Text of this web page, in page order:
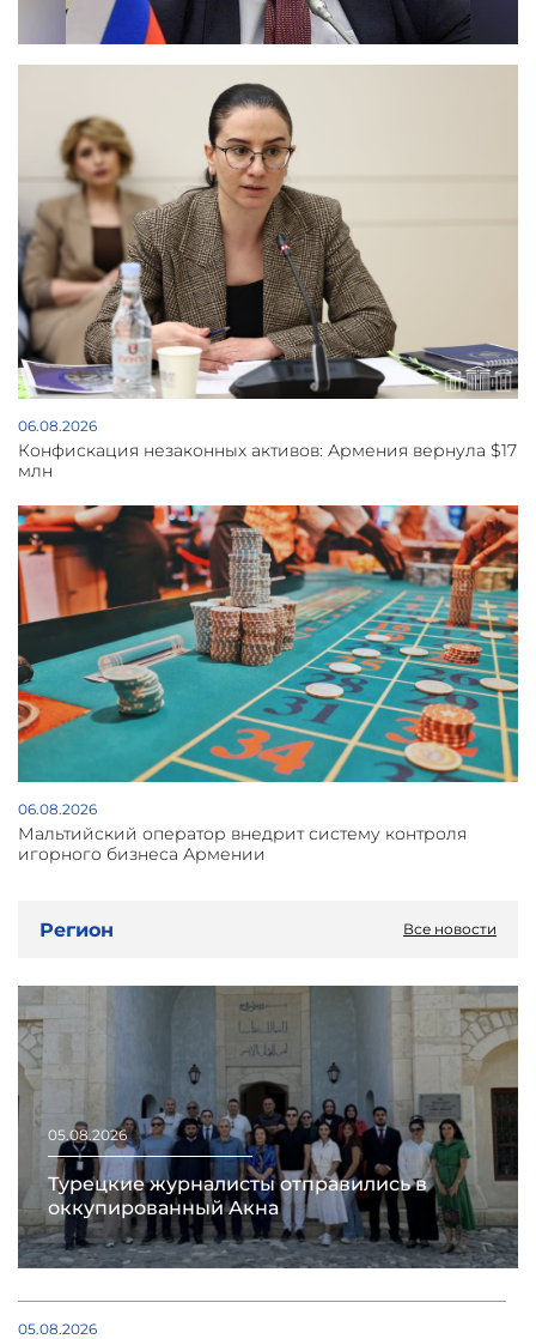
06.08.2026
Конфискация незаконных активов: Армения вернула $17
млн
06.08.2026
Мальтийский оператор внедрит систему контроля
игорного бизнеса Армении
Регион Все новости
05.08.2026
Турецкие журналисты отправились в
оккупированный Акна
05.08.2026